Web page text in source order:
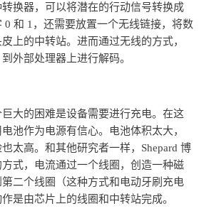
换器，可以将潜在的行动信号转换成
0 和 1，还需要放置一个无线链接，将数
上的中转站。进而通过无线的方式，
外部处理器上进行解码。
大的困难是设备需要进行充电。在这
池作为电源有信心。电池体积太大，
太高。和其他研究者一样，Shepard 博
式，电流通过一个线圈，创造一种磁
二个线圈（这种方式和电动牙刷充电
是由芯片上的线圈和中转站完成。